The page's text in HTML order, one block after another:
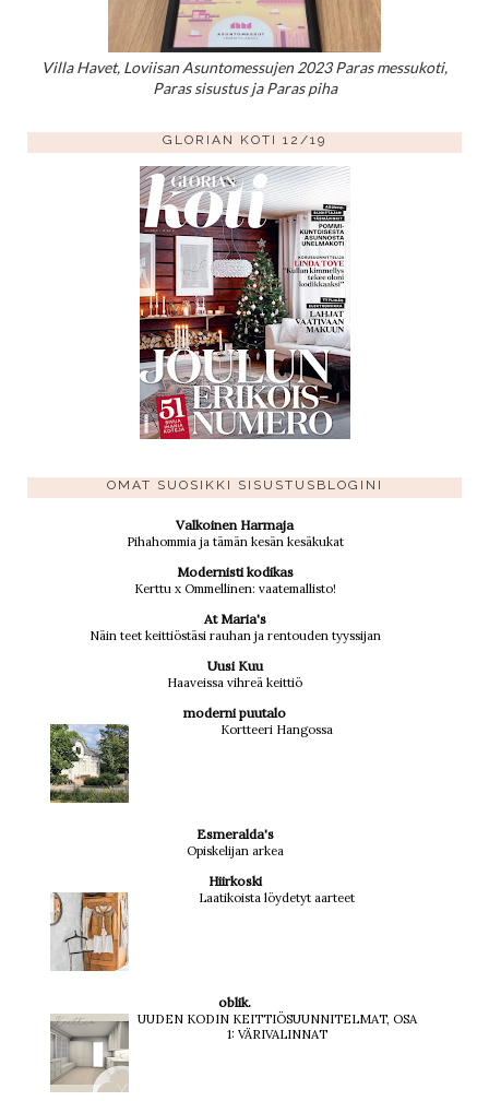
Villa Havet, Loviisan Asuntomessujen 2023 Paras messukoti,
Paras sisustus ja Paras piha
GLORIAN KOTI 12/19
OMAT SUOSIKKI SISUSTUSBLOGINI
Valkoinen Harmaja
Pihahommia ja tämän kesän kesäkukat
Modernisti kodikas
Kerttu x Ommellinen: vaatemallisto!
At Maria's
Näin teet keittiöstäsi rauhan ja rentouden tyyssijan
Uusi Kuu
Haaveissa vihreä keittiö
moderni puutalo
Kortteeri Hangossa
Esmeralda's
Opiskelijan arkea
Hiirkoski
Laatikoista löydetyt aarteet
oblik.
UUDEN KODIN KEITTIÖSUUNNITELMAT, OSA
1: VÄRIVALINNAT